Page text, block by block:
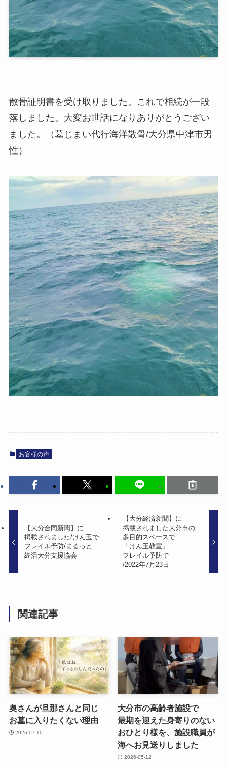
散骨証明書を受け取りました。これで相続が一段
落しました。大変お世話になりありがとうござい
ました。（墓じまい代行海洋散骨/大分県中津市男
性）
お客様の声
【大分合同新聞】に​
掲載されました​/けん玉で​
フレイル予防/まるっと​
終活大分支援協会
【大分経済新聞】に​
掲載されました​大分市の​
多目的スペースで​
「けん玉教室」
フレイル予防で​
/2022年7月23日
関連記事
奥さんが​旦那さんと​同じ​
お墓に​入りたくない​理由
2026-07-10
大分市の​高齢者施設で​
最期を​迎えた​身寄りの​ない​
おひとり様を、​施設職員が​
海へお見送りしました
2026-05-12